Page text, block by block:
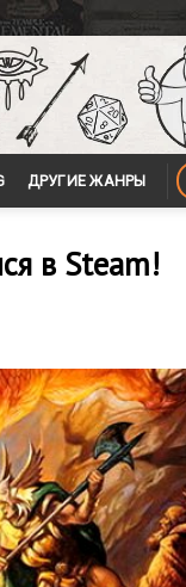
ДРУГИЕ ЖАНРЫ
в Steam!